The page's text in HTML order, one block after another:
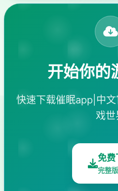
开始你的
快速下载催眠app|中
戏世
免费
完整